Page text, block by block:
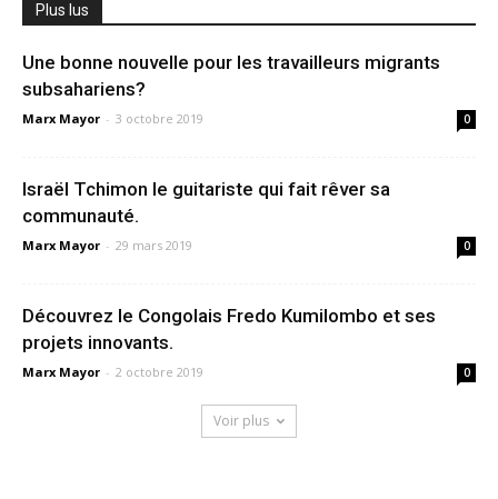
Plus lus
Une bonne nouvelle pour les travailleurs migrants
subsahariens?
Marx Mayor - 3 octobre 2019 0
Israël Tchimon le guitariste qui fait rêver sa
communauté.
Marx Mayor - 29 mars 2019 0
Découvrez le Congolais Fredo Kumilombo et ses
projets innovants.
Marx Mayor - 2 octobre 2019 0
Voir plus